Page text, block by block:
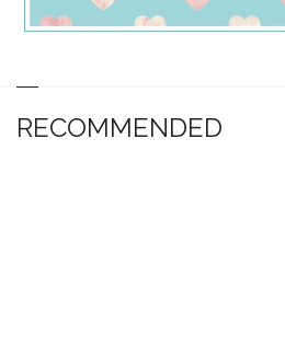
RECOMMENDED